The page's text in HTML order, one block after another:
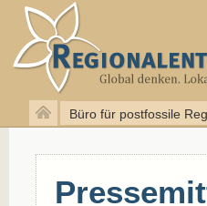
Büro für postfossile